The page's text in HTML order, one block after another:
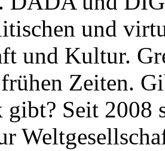
und
und Kultur.
Zeiten.
Seit 2008